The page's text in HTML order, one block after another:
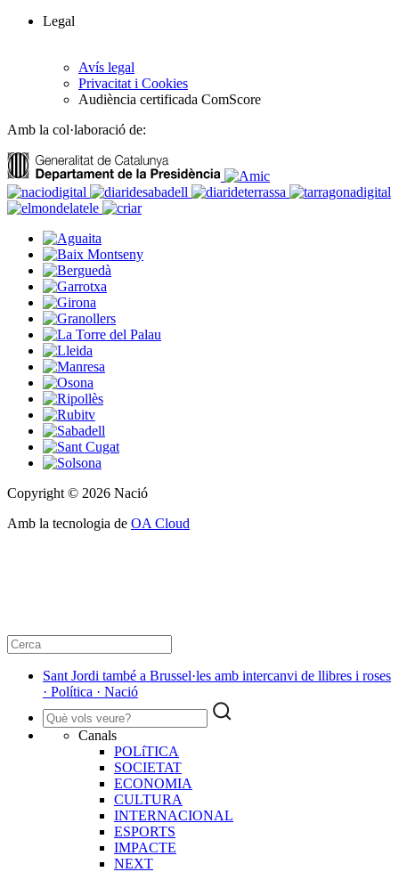
Legal
Avís legal
Privacitat i Cookies
Audiència certificada ComScore
Amb la col·laboració de:
Copyright © 2026 Nació
Amb la tecnologia de OA Cloud
Sant Jordi també a Brussel·les amb intercanvi de llibres i roses
· Política · Nació
Canals
POLíTICA
SOCIETAT
ECONOMIA
CULTURA
INTERNACIONAL
ESPORTS
IMPACTE
NEXT